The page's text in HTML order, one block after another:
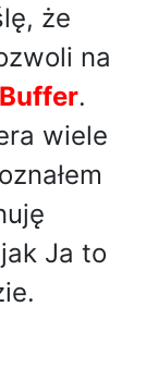
że
na
.
wiele
Ja to